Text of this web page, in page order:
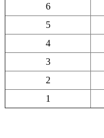
6
5
4
3
2
1